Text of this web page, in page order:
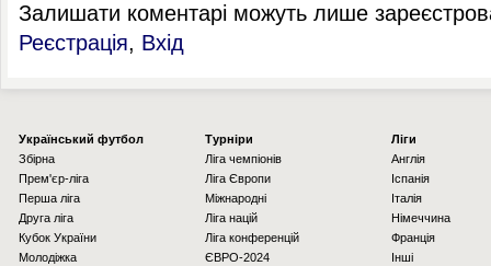
Залишати коментарі можуть лише
Реєстрація, Вхід
Українcький футбол
Збірна
Прем'єр-ліга
Перша ліга
Друга ліга
Кубок України
Молодіжка
Турніри
Ліга чемпіонів
Ліга Європи
Міжнародні
Ліга націй
Ліга конференцій
ЄВРО-2024
Ліги
Англія
Іспанія
Італія
Німеччина
Франція
Інші